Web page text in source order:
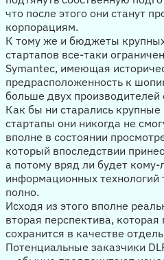
что после этого они станут
корпорациям.
К тому же и бюджеты
стартапов все-таки
Symantec, имеющая
предрасположенность к
больше двух
Как бы ни старались крупные
стартапы они никогда не
вполне в состоянии
который впоследствии
а потому вряд ли будет
информационных
полно.
Исходя из этого вполне
вторая перспектива, которая
сохранится в качестве
Потенциальные заказчики